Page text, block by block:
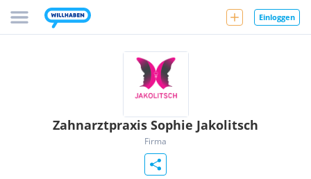
Einloggen
Zahnarztpraxis Sophie Jakolitsch
Firma